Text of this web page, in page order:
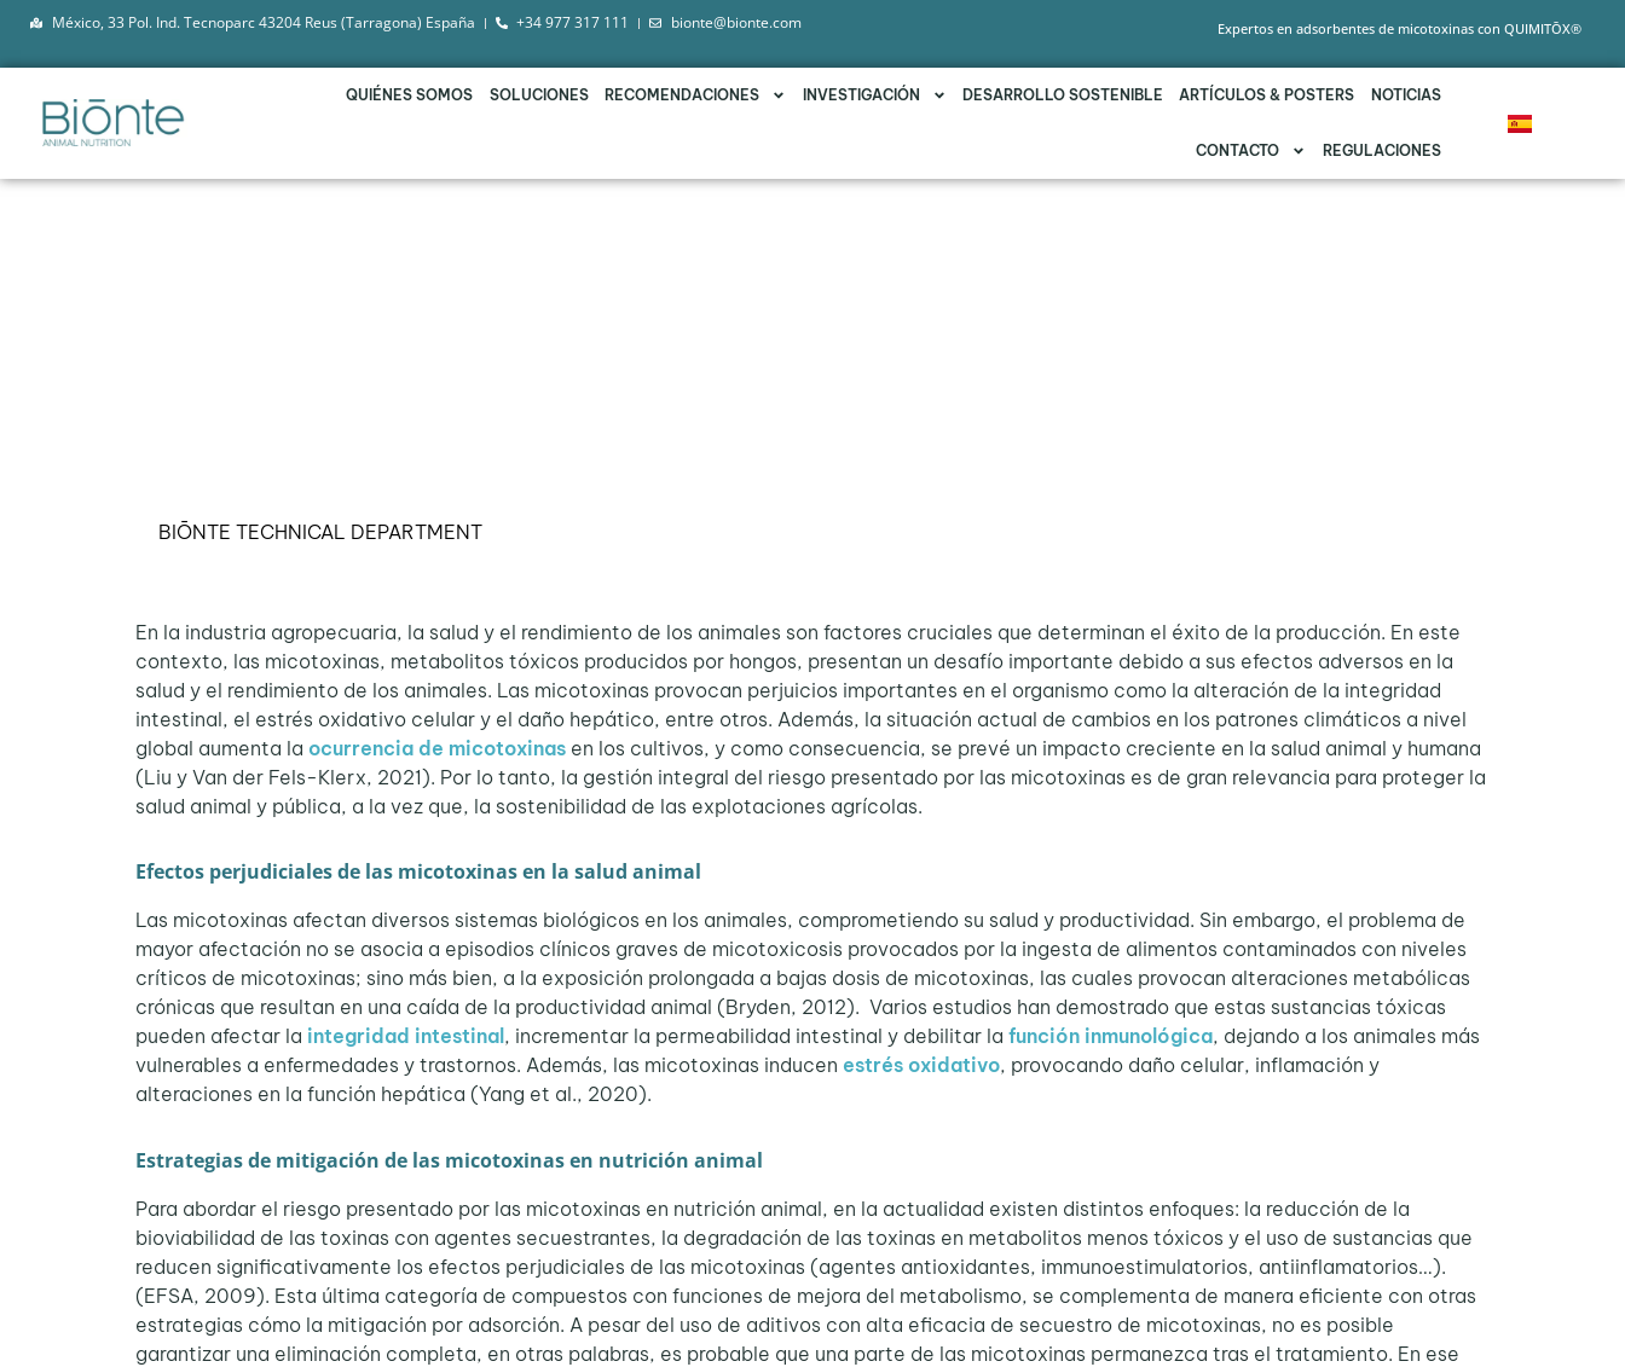
México, 33 Pol. Ind. Tecnoparc 43204 Reus (Tarragona) España +34 977 317 111 bionte@bionte.com Expertos en adsorbentes de micotoxinas con QUIMITŌX®
QUIÉNES SOMOS SOLUCIONES RECOMENDACIONES INVESTIGACIÓN DESARROLLO SOSTENIBLE ARTÍCULOS & POSTERS NOTICIAS
CONTACTO REGULACIONES
BIŌNTE TECHNICAL DEPARTMENT
En la industria agropecuaria, la salud y el rendimiento de los animales son factores cruciales que determinan el éxito de la producción. En este
contexto, las micotoxinas, metabolitos tóxicos producidos por hongos, presentan un desafío importante debido a sus efectos adversos en la
salud y el rendimiento de los animales. Las micotoxinas provocan perjuicios importantes en el organismo como la alteración de la integridad
intestinal, el estrés oxidativo celular y el daño hepático, entre otros. Además, la situación actual de cambios en los patrones climáticos a nivel
global aumenta la ocurrencia de micotoxinas en los cultivos, y como consecuencia, se prevé un impacto creciente en la salud animal y humana
(Liu y Van der Fels-Klerx, 2021). Por lo tanto, la gestión integral del riesgo presentado por las micotoxinas es de gran relevancia para proteger la
salud animal y pública, a la vez que, la sostenibilidad de las explotaciones agrícolas.
Efectos perjudiciales de las micotoxinas en la salud animal
Las micotoxinas afectan diversos sistemas biológicos en los animales, comprometiendo su salud y productividad. Sin embargo, el problema de
mayor afectación no se asocia a episodios clínicos graves de micotoxicosis provocados por la ingesta de alimentos contaminados con niveles
críticos de micotoxinas; sino más bien, a la exposición prolongada a bajas dosis de micotoxinas, las cuales provocan alteraciones metabólicas
crónicas que resultan en una caída de la productividad animal (Bryden, 2012). Varios estudios han demostrado que estas sustancias tóxicas
pueden afectar la integridad intestinal , incrementar la permeabilidad intestinal y debilitar la función inmunológica, dejando a los animales más
vulnerables a enfermedades y trastornos. Además, las micotoxinas inducen estrés oxidativo, provocando daño celular, inflamación y
alteraciones en la función hepática (Yang et al., 2020).
Estrategias de mitigación de las micotoxinas en nutrición animal
Para abordar el riesgo presentado por las micotoxinas en nutrición animal, en la actualidad existen distintos enfoques: la reducción de la
bioviabilidad de las toxinas con agentes secuestrantes, la degradación de las toxinas en metabolitos menos tóxicos y el uso de sustancias que
reducen significativamente los efectos perjudiciales de las micotoxinas (agentes antioxidantes, immunoestimulatorios, antiinflamatorios…).
(EFSA, 2009). Esta última categoría de compuestos con funciones de mejora del metabolismo, se complementa de manera eficiente con otras
estrategias cómo la mitigación por adsorción. A pesar del uso de aditivos con alta eficacia de secuestro de micotoxinas, no es posible
garantizar una eliminación completa, en otras palabras, es probable que una parte de las micotoxinas permanezca tras el tratamiento. En ese